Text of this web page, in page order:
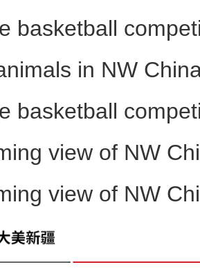
basketball
in NW
basketball
view of NW
view of NW